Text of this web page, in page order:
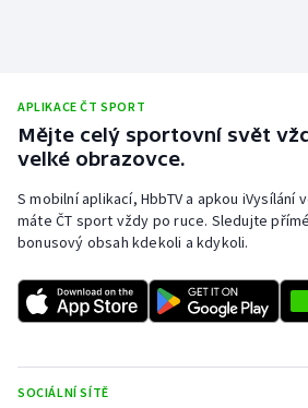
APLIKACE ČT SPORT
Mějte celý sportovní svět
velké obrazovce.
S mobilní aplikací, HbbTV a apkou
máte ČT sport vždy po ruce. Sledujte
bonusový obsah kdekoli a kdykoli.
SOCIÁLNÍ SÍTĚ